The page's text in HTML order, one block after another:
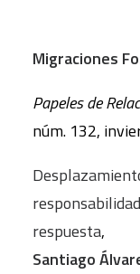
Migraciones
Papeles de
núm. 132,
respuesta,
Santiago